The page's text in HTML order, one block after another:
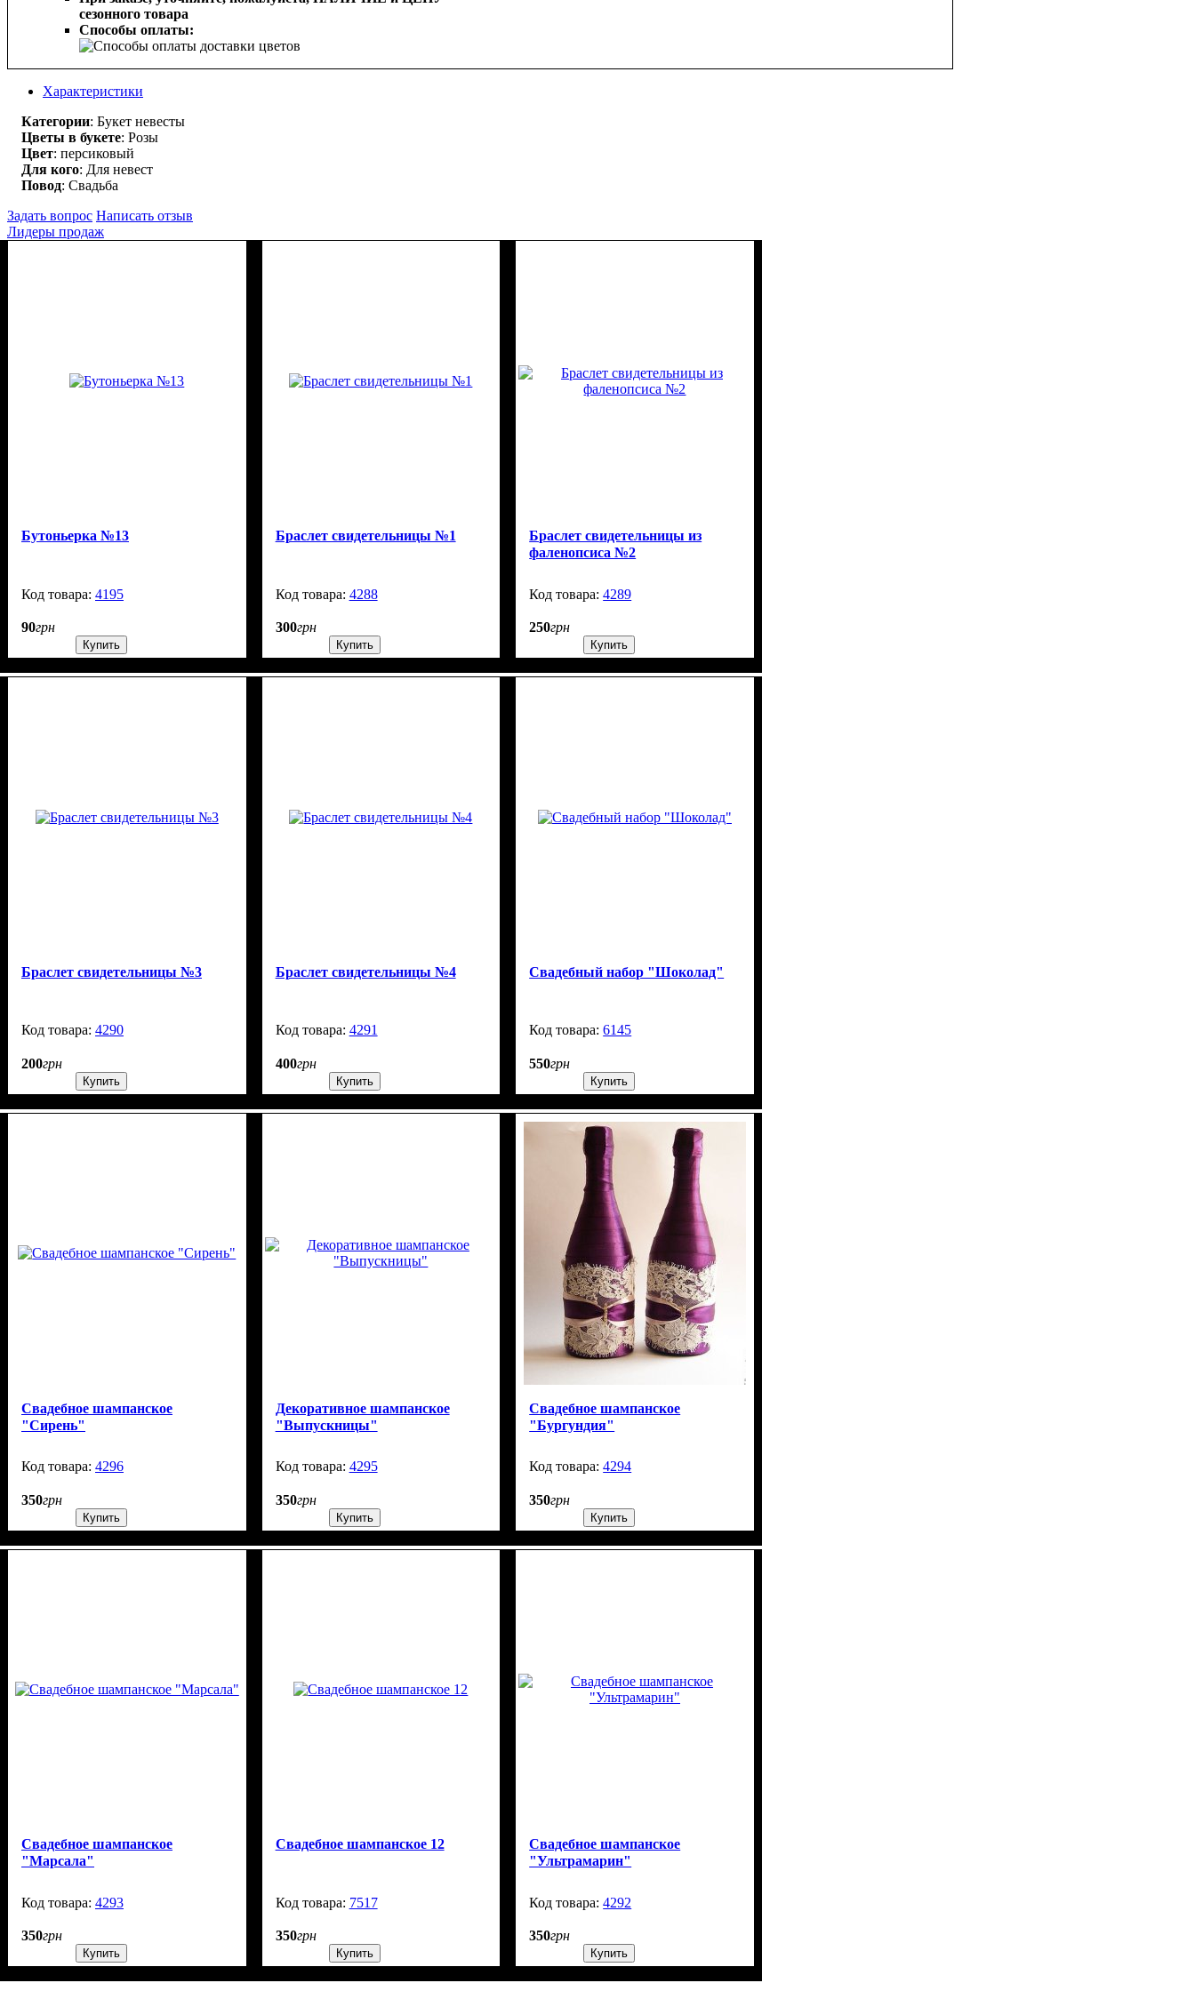
сезонного товара
Способы оплаты:
Характеристики
Категории: Букет невесты
Цветы в букете: Розы
Цвет: персиковый
Для кого: Для невест
Повод: Свадьба
Задать вопрос Написать отзыв
Лидеры продаж
Бутоньерка №13
4195
90грн
Купить
Браслет свидетельницы №1
4288
300грн
Купить
Браслет свидетельницы из
фаленопсиса №2
4289
250грн
Купить
Браслет свидетельницы №3
4290
200грн
Купить
Браслет свидетельницы №4
4291
400грн
Купить
Свадебный набор "Шоколад"
6145
550грн
Купить
Свадебное шампанское
"Сирень"
4296
350грн
Купить
Декоративное шампанское
"Выпускницы"
4295
350грн
Купить
Свадебное шампанское
"Бургундия"
4294
350грн
Купить
Свадебное шампанское
"Марсала"
4293
350грн
Купить
Свадебное шампанское 12
7517
350грн
Купить
Свадебное шампанское
"Ультрамарин"
4292
350грн
Купить